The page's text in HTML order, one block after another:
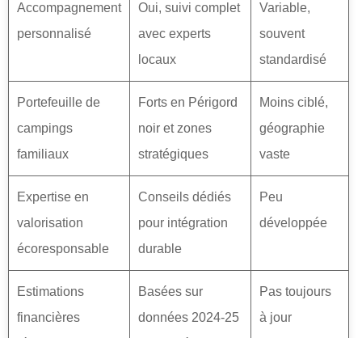
Accompagnement
personnalisé
Oui, suivi complet
avec experts
locaux
Variable,
souvent
standardisé
Portefeuille de
campings
familiaux
Forts en Périgord
noir et zones
stratégiques
Moins ciblé,
géographie
vaste
Expertise en
valorisation
écoresponsable
Conseils dédiés
pour intégration
durable
Peu
développée
Estimations
financières
Basées sur
données 2024-25
Pas toujours
à jour